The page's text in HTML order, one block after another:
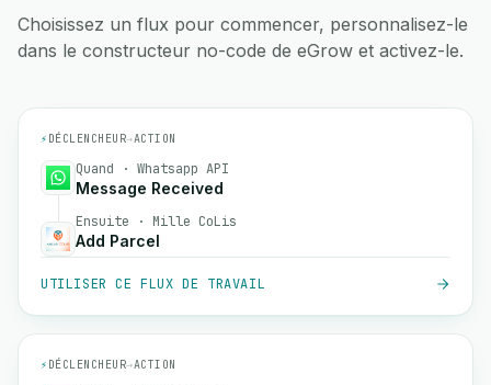
Choisissez un flux pour commencer, personnalisez-le
dans le constructeur no-code de eGrow et activez-le.
⚡ DÉCLENCHEUR→ACTION
Quand · Whatsapp API
Message Received
Ensuite · Mille CoLis
Add Parcel
UTILISER CE FLUX DE TRAVAIL
⚡ DÉCLENCHEUR→ACTION